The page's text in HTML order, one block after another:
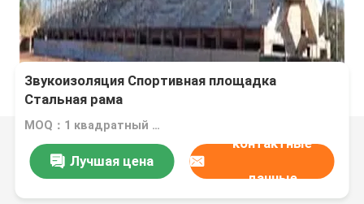
Звукоизоляция Спортивная площадка
Стальная рама
MOQ：1 квадратный метр
Лучшая цена
контактные
данные